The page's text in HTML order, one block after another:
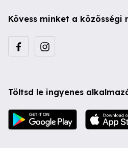
Kövess minket a közösségi
Töltsd le ingyenes